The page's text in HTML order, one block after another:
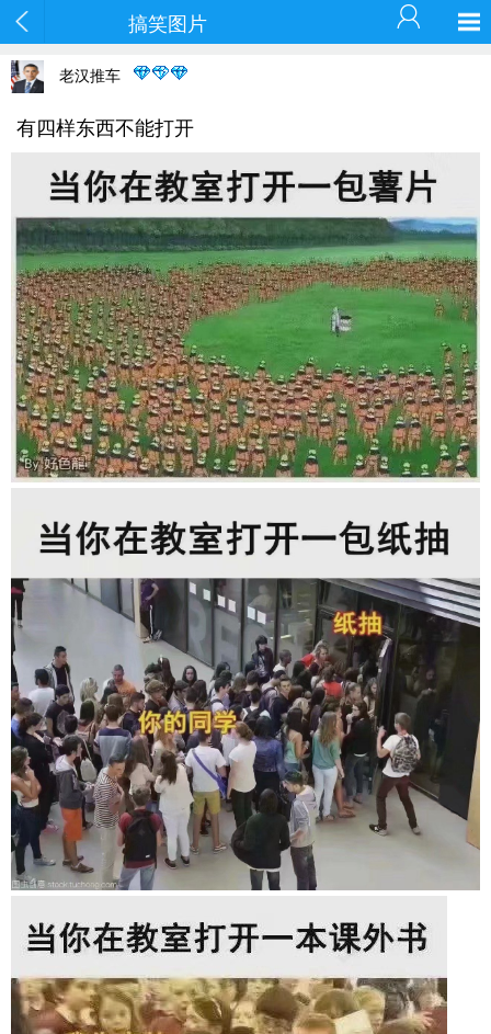
搞笑图片
老汉推车
有四样东西不能打开